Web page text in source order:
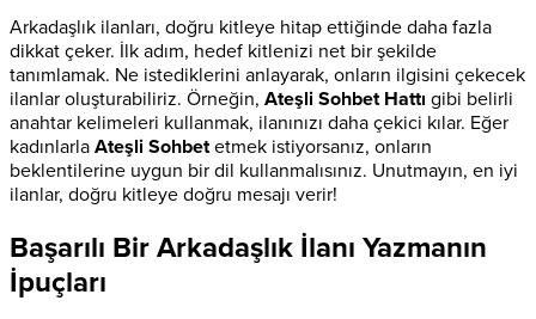
Arkadaşlık ilanları, doğru kitleye hitap ettiğinde daha fazla
dikkat çeker. İlk adım, hedef kitlenizi net bir şekilde
tanımlamak. Ne istediklerini anlayarak, onların ilgisini çekecek
ilanlar oluşturabiliriz. Örneğin, Ateşli Sohbet Hattı gibi belirli
anahtar kelimeleri kullanmak, ilanınızı daha çekici kılar. Eğer
kadınlarla Ateşli Sohbetetmek istiyorsanız, onların
beklentilerine uygun bir dil kullanmalısınız. Unutmayın, en iyi
ilanlar, doğru kitleye doğru mesajı verir!
Başarılı Bir Arkadaşlık İlanı Yazmanın
İpuçları